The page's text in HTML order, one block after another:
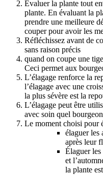
Évaluer la plante tout
plante. En évaluant la
prendre une meilleure
couper pour avoir les
Réfléchissez avant de
sans raison précis
quand on coupe une
Ceci permet aux
L’élagage renforce la
l’élagage avec une
la plus sévère est la
L’élagage peut être
avec soin quel
Le moment choisi pour
élaguer les
après leur
Élaguer les
et
la plante